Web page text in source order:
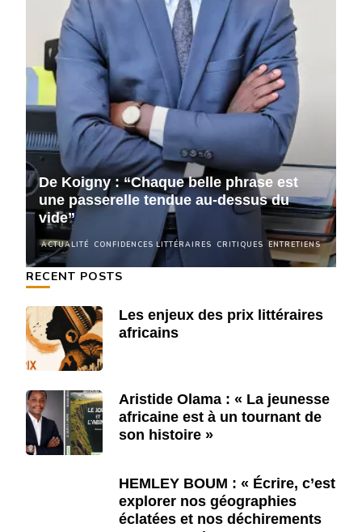
ACTUALITÉ CONFIDENCES LITTÉRAIRES CRITIQUES ENTRETIENS
De Koigny : “Chaque belle phrase est
une passerelle tendue au-dessus du
vide”
RECENT POSTS
Les enjeux des prix littéraires
africains
Aristide Olama : « La jeunesse
africaine est à un tournant de
son histoire »
HEMLEY BOUM : « Écrire, c’est
explorer nos géographies
éclatées et nos déchirements